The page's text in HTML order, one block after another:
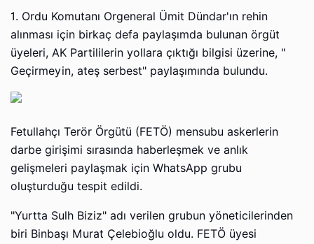
1. Ordu Komutanı Orgeneral Ümit Dündar'ın rehin
alınması için birkaç defa paylaşımda bulunan örgüt
üyeleri, AK Partililerin yollara çıktığı bilgisi üzerine, "
Geçirmeyin, ateş serbest" paylaşımında bulundu.
Fetullahçı Terör Örgütü (FETÖ) mensubu askerlerin
darbe girişimi sırasında haberleşmek ve anlık
gelişmeleri paylaşmak için WhatsApp grubu
oluşturduğu tespit edildi.
"Yurtta Sulh Biziz" adı verilen grubun yöneticilerinden
biri Binbaşı Murat Çelebioğlu oldu. FETÖ üyesi